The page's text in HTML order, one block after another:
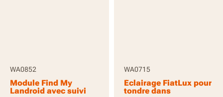
WA0852
Module Find My
Landroid avec suivi
WA0715
Éclairage FiatLux pour
tondre dans